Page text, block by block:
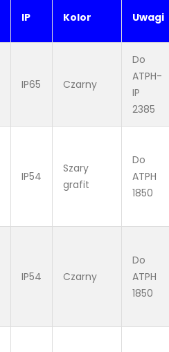
IP Kolor Uwagi
IP65 Czarny
Do
ATPH-
IP
2385
IP54
Szary
grafit
Do
ATPH
1850
IP54 Czarny
Do
ATPH
1850